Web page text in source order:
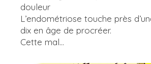
douleur
L’endométriose touche près
dix en âge de procréer.
Cette mal...